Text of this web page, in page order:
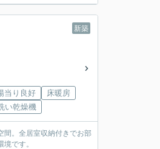
新築
当り良好
床暖房
い乾燥機
間。全居室収納付きでお部
です。